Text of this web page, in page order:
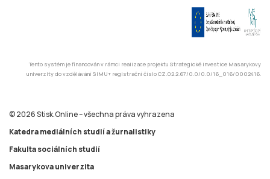
Tento systém je financován v rámci realizace projektu Strategické investice Masarykovy
univerzity do vzdělávání SIMU+ registrační číslo CZ.02.2.67/0.0/0.0/16_016/0002416.
© 2026 Stisk.Online – všechna práva vyhrazena
Katedra mediálních studií a žurnalistiky
Fakulta sociálních studií
Masarykova univerzita